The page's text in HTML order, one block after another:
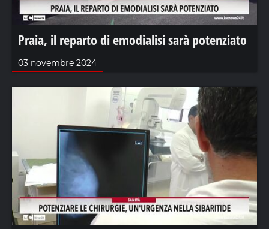
Praia, il reparto di emodialisi sarà potenziato
03 novembre 2024